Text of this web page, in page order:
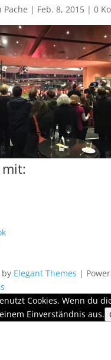
Pache | Feb. 8, 2015| 0
by Elegant Themes |
Cookies. Wenn du
Einverständnis aus.